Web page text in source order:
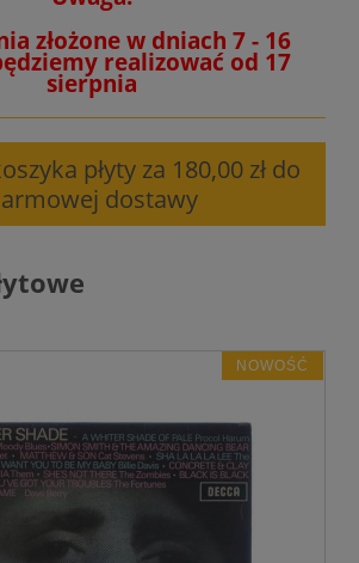
złożone w dniach 7 - 16
realizować od 17
sierpnia
płyty za 180,00 zł do
dostawy
NOWOŚĆ